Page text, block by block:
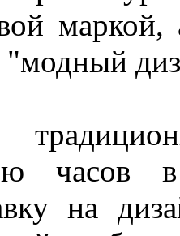
маркой,
"модный
часов
на